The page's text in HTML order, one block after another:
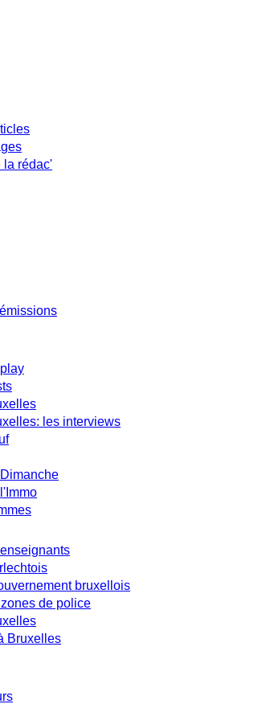
la rédac'
les interviews
bruxellois
de police
Bruxelles